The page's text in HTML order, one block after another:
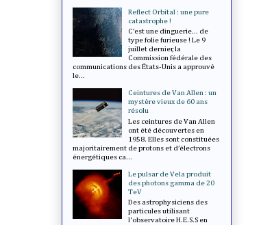
Reflect Orbital : une pure
catastrophe !
C’est une dinguerie... de
type folie furieuse ! Le 9
juillet dernier, la
Commission fédérale des
communications des États-Unis a approuvé
le...
Ceintures de Van Allen : un
mystère vieux de 60 ans
résolu
Les ceintures de Van Allen
ont été découvertes en
1958. Elles sont constituées
majoritairement de protons et d’électrons
énergétiques ca...
Le pulsar de Vela produit
des photons gamma de 20
TeV
Des astrophysiciens des
particules utilisant
l'observatoire H.E.S.S en